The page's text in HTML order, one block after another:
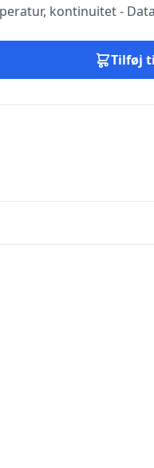
kontinuitet -
Tilføj